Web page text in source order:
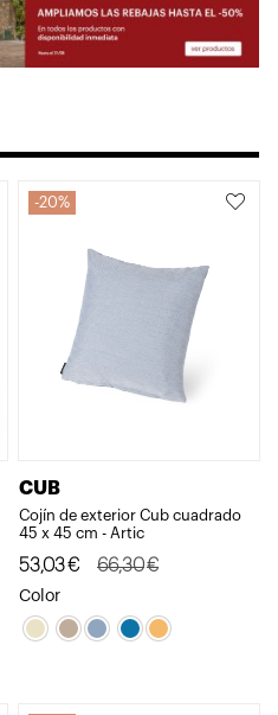
20%
CUB
Cojín de exterior Cub cuadrado
45 x 45 cm - Artic
66,30€
El
precio
original
53,03€
El
precio
actual
Color